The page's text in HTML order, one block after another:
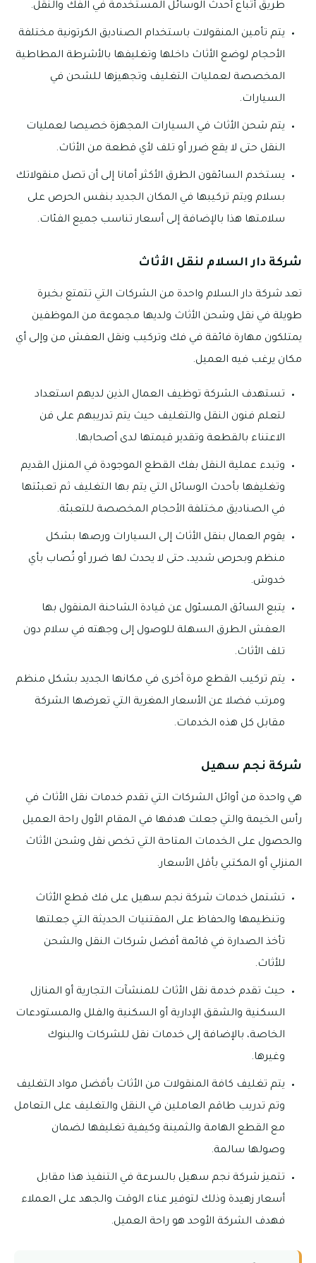
طريق أتباع أحدث الوسائل المستخدمة في الفك والنقل.
يتم تأمين المنقولات باستخدام الصناديق الكرتونية مختلفة
الأحجام لوضع الأثاث داخلها وتغليفها بالأشرطة المطاطية
المخصصة لعمليات التغليف وتجهيزها للشحن في
السيارات.
يتم شحن الأثاث في السيارات المجهزة خصيصا لعمليات
النقل حتى لا يقع ضرر أو تلف لأي قطعة من الأثاث.
يستخدم السائقون الطرق الأكثر أمانا إلى أن تصل منقولاتك
بسلام ويتم تركيبها في المكان الجديد بنفس الحرص على
سلامتها هذا بالإضافة إلى أسعار تناسب جميع الفئات.
شركة دار السلام لنقل الأثاث
تعد شركة دار السلام واحدة من الشركات التي تتمتع بخبرة
طويلة في نقل وشحن الأثاث ولديها مجموعة من الموظفين
يمتلكون مهارة فائقة في فك وتركيب ونقل العفش من وإلى أي
مكان يرغب فيه العميل.
تستهدف الشركة توظيف العمال الذين لديهم استعداد
لتعلم فنون النقل والتغليف حيث يتم تدريبهم على فن
الاعتناء بالقطعة وتقدير قيمتها لدى أصحابها.
وتبدء عملية النقل بفك القطع الموجودة في المنزل القديم
وتغليفها بأحدث الوسائل التي يتم بها التغليف ثم تعبئتها
في الصناديق مختلفة الأحجام المخصصة للتعبئة.
يقوم العمال بنقل الأثاث إلى السيارات ورصها بشكل
منظم وبحرص شديد، حتى لا يحدث لها ضرر أو تُصاب بأي
خدوش.
يتبع السائق المسئول عن قيادة الشاحنة المنقول بها
العفش الطرق السهلة للوصول إلى وجهته في سلام دون
تلف الأثاث.
يتم تركيب القطع مرة أخرى في مكانها الجديد بشكل منظم
ومرتب فضلا عن الأسعار المغرية التي تعرضها الشركة
مقابل كل هذه الخدمات.
شركة نجم سهيل
هي واحدة من أوائل الشركات التي تقدم خدمات نقل الأثاث في
رأس الخيمة والتي جعلت هدفها في المقام الأول راحة العميل
والحصول على الخدمات المتاحة التي تخص نقل وشحن الأثاث
المنزلي أو المكتبي بأقل الأسعار.
تشتمل خدمات شركة نجم سهيل على فك قطع الأثاث
وتنظيمها والحفاظ على المقتنيات الحديثة التي جعلتها
تأخذ الصدارة في قائمة أفضل شركات النقل والشحن
للأثاث.
حيث تقدم خدمة نقل الأثاث للمنشآت التجارية أو المنازل
السكنية والشقق الإدارية أو السكنية والفلل والمستودعات
الخاصة، بالإضافة إلى خدمات نقل للشركات والبنوك
وغيرها.
يتم تغليف كافة المنقولات من الأثاث بأفضل مواد التغليف
وتم تدريب طاقم العاملين في النقل والتغليف على التعامل
مع القطع الهامة والثمينة وكيفية تغليفها لضمان
وصولها سالمة.
تتميز شركة نجم سهيل بالسرعة في التنفيذ هذا مقابل
أسعار زهيدة وذلك لتوفير عناء الوقت والجهد على العملاء
فهدف الشركة الأوحد هو راحة العميل.